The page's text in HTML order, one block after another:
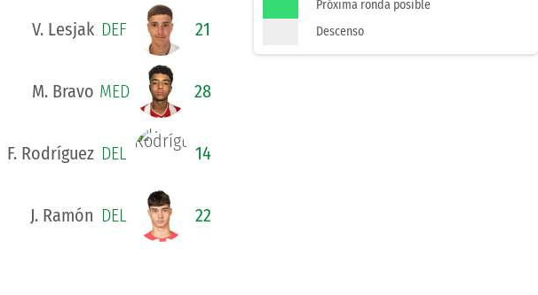
Próxima ronda posible
Descenso
21
DEF
V. Lesjak
28
MED
M. Bravo
14
DEL
F. Rodríguez
22
DEL
J. Ramón